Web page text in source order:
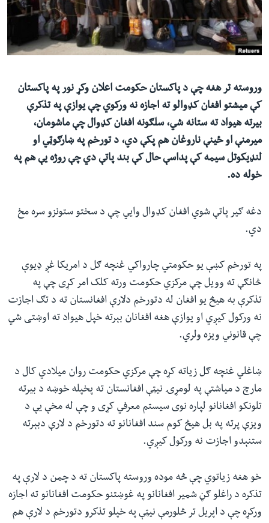
شئ
لټون
ځای
شئ
له مونږ سره په تماس کې پاتې شئ
ژبې
وروسته تر هغه چې د پاکستان حکومت اعلان وکړ نور په پاکستان
کې میشتو افغان کډوالو ته اجازه نه ورکوي چې یوازې په تذکرې
بیرته هیواد ته ستانه شي، سلګونه افغان کډوال چې ماشومان،
میرمنې او ځینې ناروغان هم پکې دي، د تورخم په ښارګوټي او
لنډیکوتل سیمه کې پداسې حال کې بند پاتې دي چې روژه یې هم په
خوله ده.
دغه ګیر پاتې شوي افغان کډوال وایي چې د سختو ستونزو سره مخ
دي.
په تورخم کښې یو حکومتي چارواکي غنچه ګل د امریکا غږ ډیوې
څانګې ته وویل چې مرکزي حکومت ورته کلک امر کړی چې په
تذکرې به هیڅ یو افغان له دتورخم دلارې افغانستان ته د تګ اجازت
نه ورکول کیږي او یوازې هغه افغانان بېرته خپل هیواد ته اوښتی شي
چې قانوني ویزه ولري.
ښاغلي غنچه ګل زیاته کړه چې مرکزي حکومت روان میلادي کال د
مارچ د میاشتې په لومړۍ نیټې افغانستان ته پخپله خوښه د بیرته
تلونکو افغانانو لپاره نوی سیستم معرفي کړی و چې له مخې یې د
ویزې پرته په بل هیڅ کوم سند افغانانو ته دتورخم د لارې دبېرته
ستنېدو اجازت نه ورکول کیږي.
خو هغه زیاتوي چې څه موده وروسته پاکستان ته د چمن د لارې په
تذکره د راغلو ګڼ شمیر افغانانو په غوښتنو حکومت افغانانو ته اجازه
ورکړه چې د اپریل تر څلورمې نیټې په خپلو تذکرو دتورخم د لارې هم